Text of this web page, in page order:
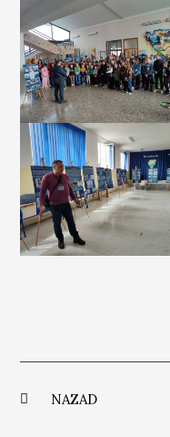
NAZAD